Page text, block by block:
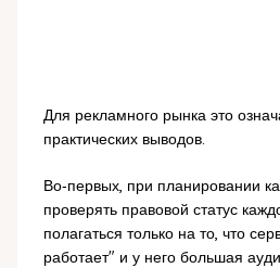
Для рекламного рынка это
практических выводов.
Во‑первых, при планировании
проверять правовой статус
полагаться только на то, что
работает" и у него большая